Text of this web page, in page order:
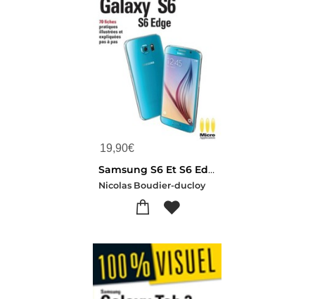
19,90€
Samsung S6 Et S6 Edge
Nicolas Boudier-ducloy